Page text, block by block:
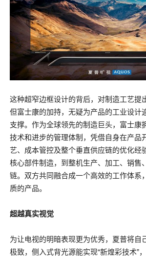
这种超窄边框设计的背后，对制造工艺提
但富士康的加持，无疑为产品的工业设计
支撑。作为全球领先的制造巨头，富士康
技术和进步的管理体制，凭借自身在产品
艺、成本管控及整个垂直供应链的优化经
核心部件制造，到整机生产、加工、销售
链。双方共同融合成一个高效的工作体系
质的产品。
超越真实视觉
为让电视的明暗表现更为优秀，夏普将自
极致，侧入式背光源能实现“新煌彩技术”